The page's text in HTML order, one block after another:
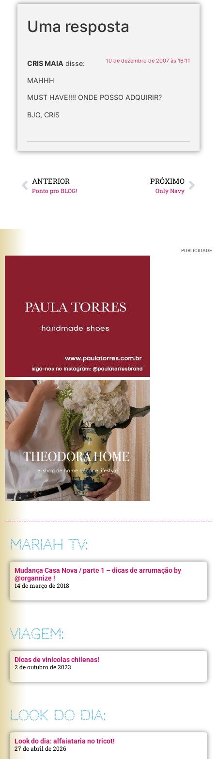
Uma resposta
CRIS MAIA disse: 10 de dezembro de 2007 às 16:11
MAHHH
MUST HAVE!!!! ONDE POSSO ADQUIRIR?
BJO, CRIS
ANTERIOR
Ponto pro BLOG!
PRÓXIMO
Only Navy
PUBLICIDADE
MARIAH TV:
Mudança Casa Nova / parte 1 – dicas de arrumação by
@organnize !
14 de março de 2018
VIAGEM:
Dicas de vinícolas chilenas!
2 de outubro de 2023
LOOK DO DIA:
Look do dia: alfaiataria no tricot!
27 de abril de 2026